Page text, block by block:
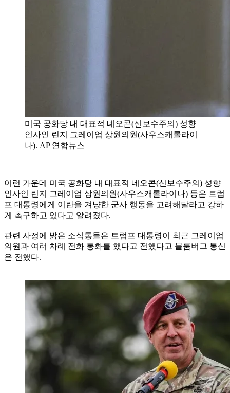
미국 공화당 내 대표적 네오콘(신보수주의) 성향
인사인 린지 그레이엄 상원의원(사우스캐롤라이
나). AP 연합뉴스
이런 가운데 미국 공화당 내 대표적 네오콘(신보수주의) 성향
인사인 린지 그레이엄 상원의원(사우스캐롤라이나) 등은 트럼
프 대통령에게 이란을 겨냥한 군사 행동을 고려해달라고 강하
게 촉구하고 있다고 알려졌다.
관련 사정에 밝은 소식통들은 트럼프 대통령이 최근 그레이엄
의원과 여러 차례 전화 통화를 했다고 전했다고 블룸버그 통신
은 전했다.